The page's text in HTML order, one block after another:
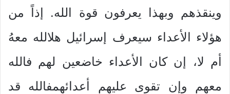
وينقذهم وبهذا يعرفون قوة الله. إذاً من
هؤلاء الأعداء سيعرف إسرائيل هلالله معهُ
أم لا، إن كان الأعداء خاضعين لهم فالله
معهم وإن تقوى عليهم أعدائهمفالله قد